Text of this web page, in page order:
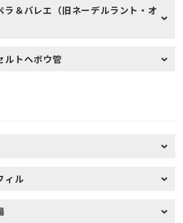
ラ＆バレエ（旧ネーデルラント・オ
ルトヘボウ管
ィル